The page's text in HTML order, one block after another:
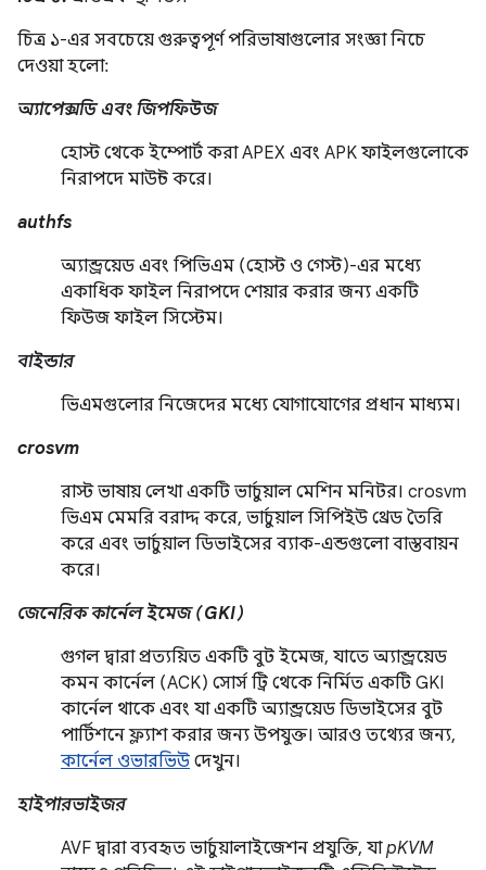
চিত্র ১-এর সবচেয়ে গুরুত্বপূর্ণ পরিভাষাগুলোর সংজ্ঞা নিচে
দেওয়া হলো:
অ্যাপেক্সডি এবং জিপফিউজ
হোস্ট থেকে ইম্পোর্ট করা APEX এবং APK ফাইলগুলোকে
নিরাপদে মাউন্ট করে।
authfs
অ্যান্ড্রয়েড এবং পিভিএম (হোস্ট ও গেস্ট)-এর মধ্যে
একাধিক ফাইল নিরাপদে শেয়ার করার জন্য একটি
ফিউজ ফাইল সিস্টেম।
বাইন্ডার
ভিএমগুলোর নিজেদের মধ্যে যোগাযোগের প্রধান মাধ্যম।
crosvm
রাস্ট ভাষায় লেখা একটি ভার্চুয়াল মেশিন মনিটর। crosvm
ভিএম মেমরি বরাদ্দ করে, ভার্চুয়াল সিপিইউ থ্রেড তৈরি
করে এবং ভার্চুয়াল ডিভাইসের ব্যাক-এন্ডগুলো বাস্তবায়ন
করে।
জেনেরিক কার্নেল ইমেজ (GKI)
গুগল দ্বারা প্রত্যয়িত একটি বুট ইমেজ, যাতে অ্যান্ড্রয়েড
কমন কার্নেল (ACK) সোর্স ট্রি থেকে নির্মিত একটি GKI
কার্নেল থাকে এবং যা একটি অ্যান্ড্রয়েড ডিভাইসের বুট
পার্টিশনে ফ্ল্যাশ করার জন্য উপযুক্ত। আরও তথ্যের জন্য,
কার্নেল ওভারভিউ দেখুন।
হাইপারভাইজর
AVF দ্বারা ব্যবহৃত ভার্চুয়ালাইজেশন প্রযুক্তি, যাpKVM